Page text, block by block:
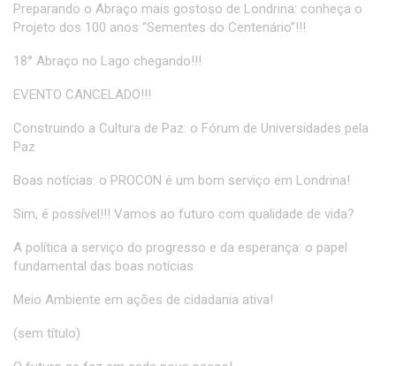
Preparando o Abraço mais gostoso de Londrina: conheça o
Projeto dos 100 anos “Sementes do Centenário”!!!
18° Abraço no Lago chegando!!!
EVENTO CANCELADO!!!
Construindo a Cultura de Paz: o Fórum de Universidades pela
Paz
Boas notícias: o PROCON é um bom serviço em Londrina!
Sim, é possível!!! Vamos ao futuro com qualidade de vida?
A política a serviço do progresso e da esperança: o papel
fundamental das boas notícias
Meio Ambiente em ações de cidadania ativa!
(sem título)